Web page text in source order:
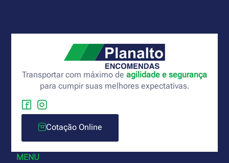
Transportar com máximo de agilidade e segurança
para cumpir suas melhores expectativas.
Cotação Online
MENU